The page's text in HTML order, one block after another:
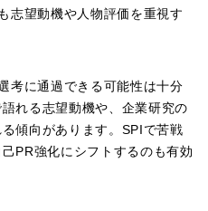
志望動機や人物評価を重視す
考に通過できる可能性は十分
れる志望動機や、企業研究の
傾向があります。SPIで苦戦
PR強化にシフトするのも有効